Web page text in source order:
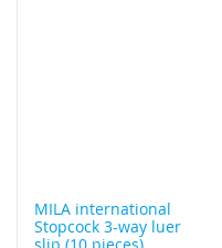
MILA international
Stopcock 3-way luer